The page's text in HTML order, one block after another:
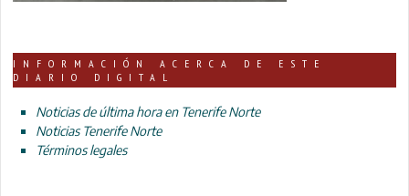
INFORMACIÓN ACERCA DE ESTE
DIARIO DIGITAL
Noticias de última hora en Tenerife Norte
Noticias Tenerife Norte
Términos legales